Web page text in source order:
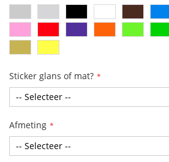
Sticker glans of mat?
Afmeting